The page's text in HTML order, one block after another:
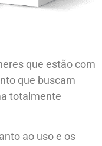
que estão com
que buscam
totalmente
ao uso e os